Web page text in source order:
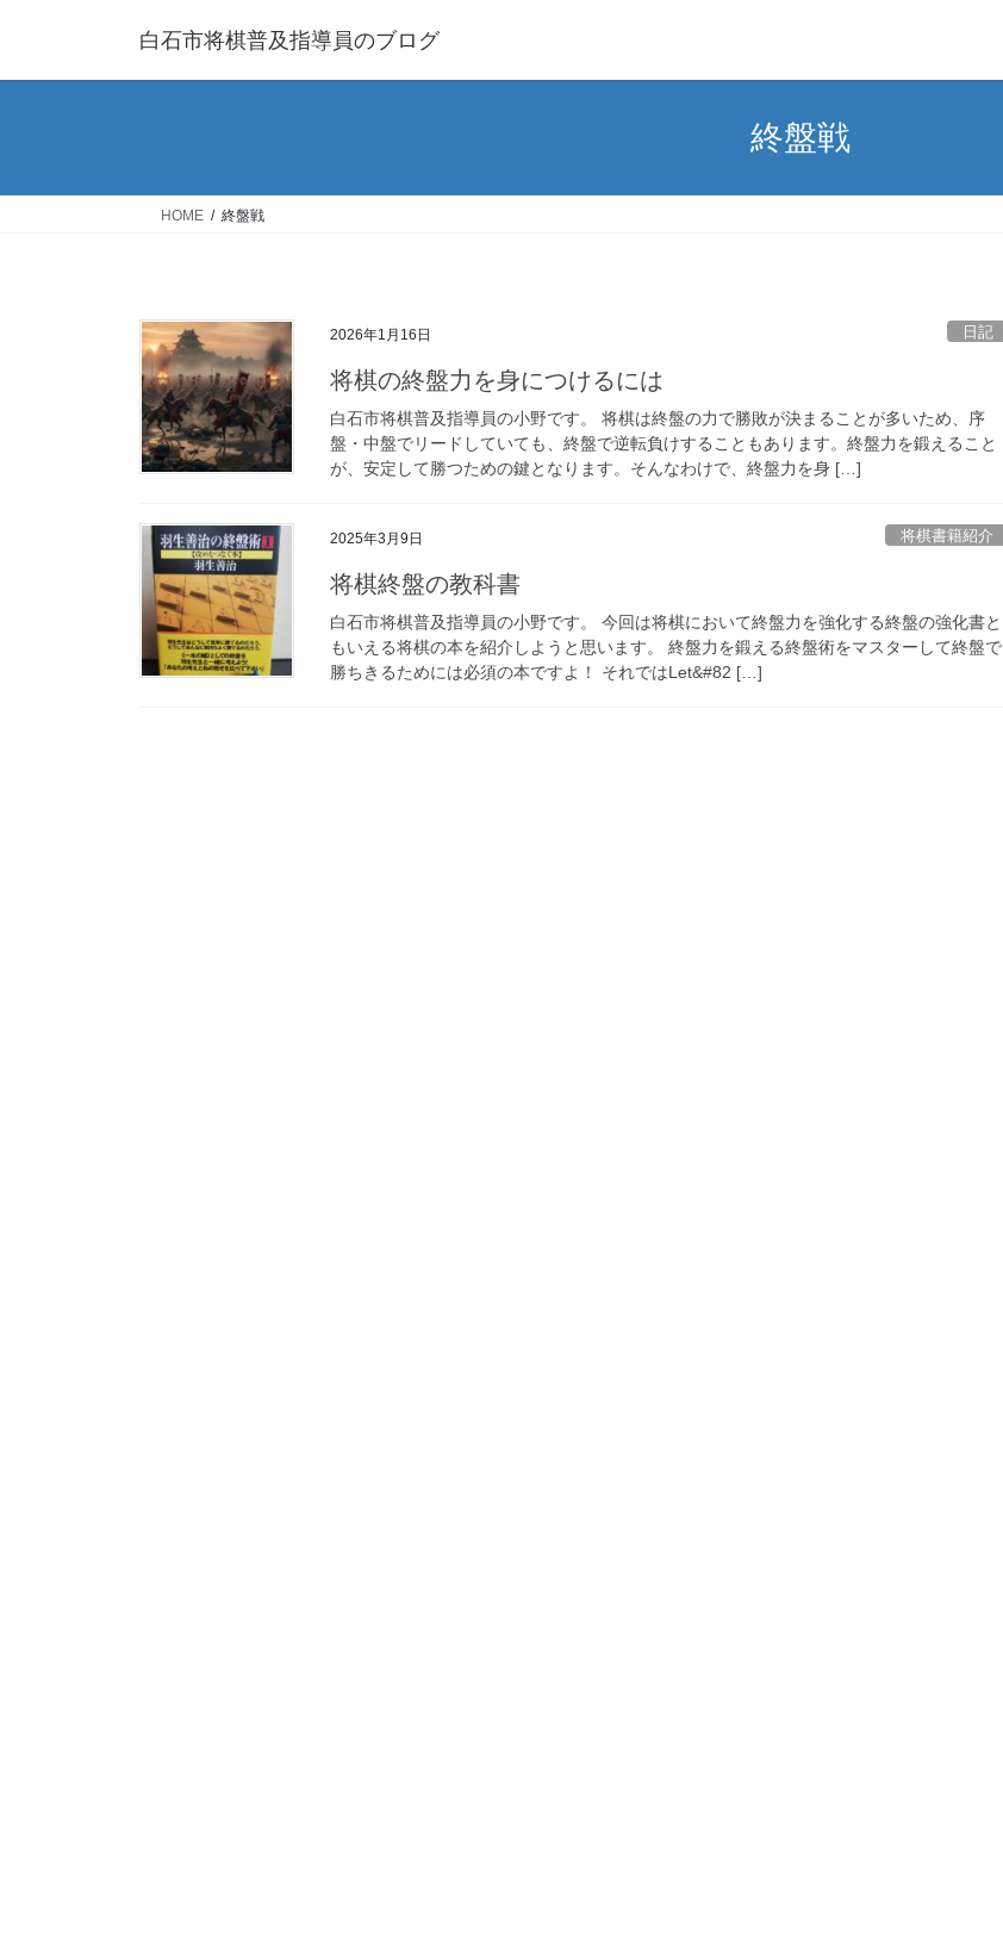
白石市将棋普及指導員のブログ
終盤戦
HOME 終盤戦
2026年1月16日 日記
将棋の終盤力を身につけるには
白石市将棋普及指導員の小野です。 将棋は終盤の力で勝敗が決まることが多いため、序
盤・中盤でリードしていても、終盤で逆転負けすることもあります。終盤力を鍛えること
が、安定して勝つための鍵となります。そんなわけで、終盤力を身 […]
2025年3月9日 将棋書籍紹介
将棋終盤の教科書
白石市将棋普及指導員の小野です。 今回は将棋において終盤力を強化する終盤の強化書と
もいえる将棋の本を紹介しようと思います。 終盤力を鍛える終盤術をマスターして終盤で
勝ちきるためには必須の本ですよ！ それではLet&#82 […]